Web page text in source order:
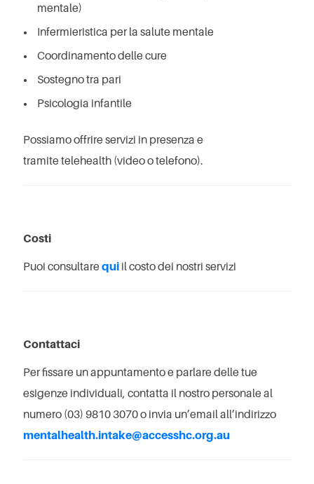
mentale)
Infermieristica per la salute mentale
Coordinamento delle cure
Sostegno tra pari
Psicologia infantile
Possiamo offrire servizi in presenza e
tramite telehealth (video o telefono).
Costi
Puoi consultare qui il costo dei nostri servizi
Contattaci
Per fissare un appuntamento e parlare delle tue
esigenze individuali, contatta il nostro personale al
numero (03) 9810 3070 o invia un’email all’indirizzo
mentalhealth.intake@accesshc.org.au